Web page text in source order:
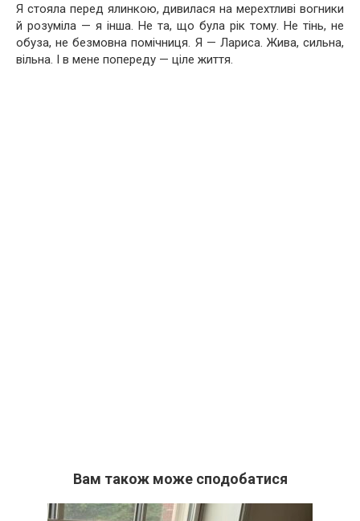
Я стояла перед ялинкою, дивилася на мерехтливі вогники
й розуміла — я інша. Не та, що була рік тому. Не тінь, не
обуза, не безмовна помічниця. Я — Лариса. Жива, сильна,
вільна. І в мене попереду — ціле життя.
Вам також може сподобатися